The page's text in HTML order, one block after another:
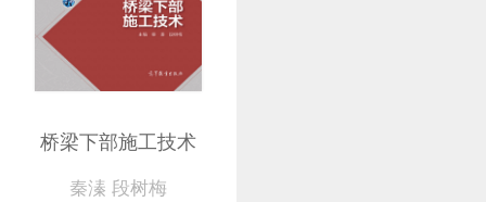
桥梁下部施工技术
秦溱 段树梅